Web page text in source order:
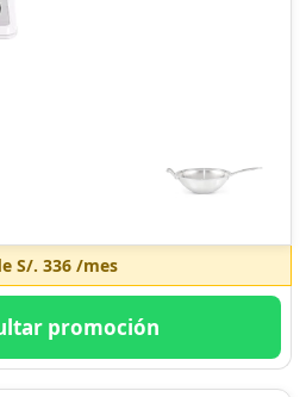
S/. 336/mes
promoción